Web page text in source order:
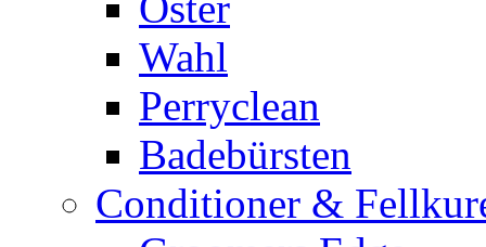
Wahl
Perryclean
Badebürsten
Conditioner &